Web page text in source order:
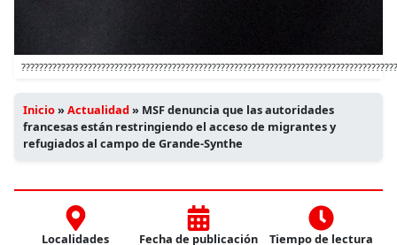
Inicio»Actualidad» MSF denuncia que las autoridades
francesas están restringiendo el acceso de migrantes y
refugiados al campo de Grande-Synthe
Localidades Fecha de publicación Tiempo de lectura